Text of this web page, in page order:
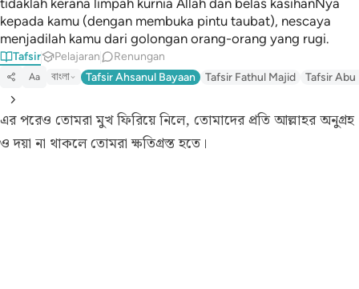
tidaklah kerana limpah kurnia Allah dan belas kasihanNya
kepada kamu (dengan membuka pintu taubat), nescaya
menjadilah kamu dari golongan orang-orang yang rugi.
Tafsir Pelajaran Renungan
Aa বাংলা Tafsir Ahsanul Bayaan Tafsir Fathul Majid Tafsir Abu
এর পরেও তোমরা মুখ ফিরিয়ে নিলে, তোমাদের প্রতি আল্লাহর অনুগ্রহ
ও দয়া না থাকলে তোমরা ক্ষতিগ্রস্ত হতে।